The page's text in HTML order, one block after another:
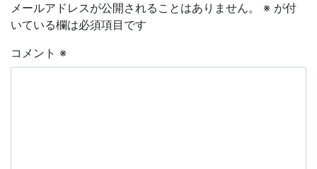
メールアドレスが公開されることはありません。 ※ が付
いている欄は必須項目です
コメント ※